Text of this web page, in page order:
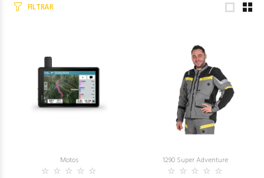
FILTRAR
Motos 1290 Super Adventure